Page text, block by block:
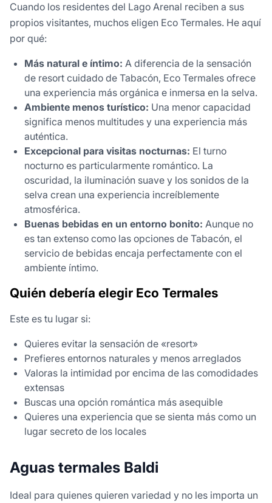
Cuando los residentes del Lago Arenal reciben a sus
propios visitantes, muchos eligen Eco Termales. He aquí
por qué:
Más natural e íntimo: A diferencia de la sensación
de resort cuidado de Tabacón, Eco Termales ofrece
una experiencia más orgánica e inmersa en la selva.
Ambiente menos turístico: Una menor capacidad
significa menos multitudes y una experiencia más
auténtica.
Excepcional para visitas nocturnas: El turno
nocturno es particularmente romántico. La
oscuridad, la iluminación suave y los sonidos de la
selva crean una experiencia increíblemente
atmosférica.
Buenas bebidas en un entorno bonito: Aunque no
es tan extenso como las opciones de Tabacón, el
servicio de bebidas encaja perfectamente con el
ambiente íntimo.
Quién debería elegir Eco Termales
Este es tu lugar si:
Quieres evitar la sensación de «resort»
Prefieres entornos naturales y menos arreglados
Valoras la intimidad por encima de las comodidades
extensas
Buscas una opción romántica más asequible
Quieres una experiencia que se sienta más como un
lugar secreto de los locales
Aguas termales Baldi
Ideal para quienes quieren variedad y no les importa un